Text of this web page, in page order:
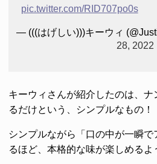
pic.twitter.com/RID707po0s
— (((はげしい)))キーウィ
28, 2022
キーウィさんが紹介したのは、
るだけという、シンプルなもの！
シンプルながら「口の中が一瞬
るほど、本格的な味が楽しめるよ